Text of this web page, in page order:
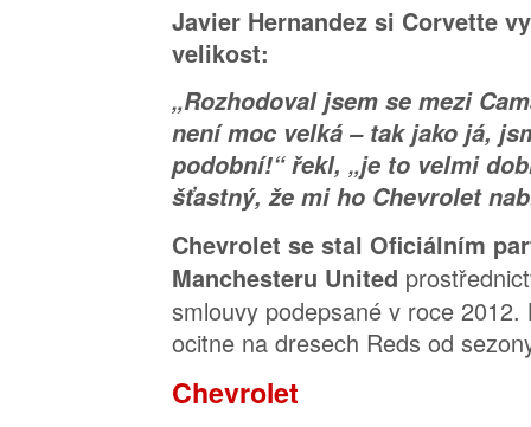
Javier Hernandez si Corvette
velikost:
„Rozhodoval jsem se mezi
není moc velká – tak jako já,
podobní!“ řekl, „je to velmi
šťastný, že mi ho Chevrolet
Chevrolet se stal Oficiálním
Manchesteru United
smlouvy podepsané v roce 2012.
ocitne na dresech Reds od
Chevrolet